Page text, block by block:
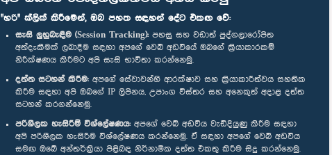
"හරි" ක්ලික් කිරීමෙන්, ඔබ පහත සඳහන් දේට එකඟ වේ:
සැසි ලුහුබැඳීම (Session Tracking): පහසු සහ වඩාත් පුද්ගලාරෝපිත
අත්දැකීමක් ලබාදීම සඳහා අපගේ වෙබ් අඩවියේ ඔබගේ ක්‍රියාකාරකම්
නිරීක්ෂණය කිරීමට අපි සැසි භාවිතා කරන්නෙමු.
දත්ත සටහන් කිරීම: අපගේ සේවාවන්හි ආරක්ෂාව සහ ක්‍රියාකාරීත්වය සහතික
කිරීම සඳහා අපි ඔබගේ IP ලිපිනය, උපාංග විස්තර සහ අනෙකුත් අදාළ දත්ත
සටහන් කරගන්නෙමු.
පරිශීලක හැසිරීම් විශ්ලේෂණය: අපගේ වෙබ් අඩවිය වැඩිදියුණු කිරීම සඳහා
අපි පරිශීලක හැසිරීම විශ්ලේෂණය කරන්නෙමු. ඒ සඳහා අපගේ වෙබ් අඩවිය
සමඟ ඔබේ අන්තර්ක්‍රියා පිළිබඳ නිර්නාමික දත්ත එකතු කිරීම සිදු කරන්නෙමු.